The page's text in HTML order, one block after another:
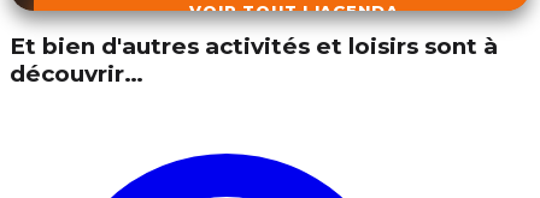
VOIR TOUT L'AGENDA
Et bien d'autres activités et loisirs sont à
découvrir…